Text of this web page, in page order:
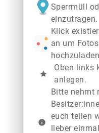
Sperrmüll
einzutragen.
Klick
an um
star
Oben links
anlegen.
info
Bitte nehmt
euch teilen
lieber